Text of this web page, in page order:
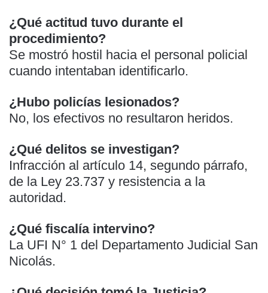
¿Qué actitud tuvo durante el
procedimiento?
Se mostró hostil hacia el personal policial
cuando intentaban identificarlo.
¿Hubo policías lesionados?
No, los efectivos no resultaron heridos.
¿Qué delitos se investigan?
Infracción al artículo 14, segundo párrafo,
de la Ley 23.737 y resistencia a la
autoridad.
¿Qué fiscalía intervino?
La UFI N° 1 del Departamento Judicial San
Nicolás.